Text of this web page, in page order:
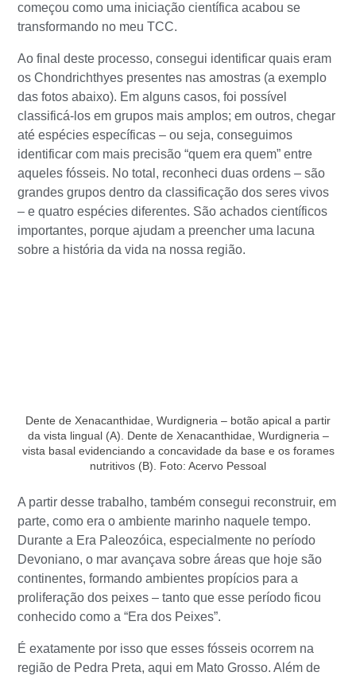
começou como uma iniciação científica acabou se
transformando no meu TCC.
Ao final deste processo, consegui identificar quais eram
os Chondrichthyes presentes nas amostras (a exemplo
das fotos abaixo). Em alguns casos, foi possível
classificá-los em grupos mais amplos; em outros, chegar
até espécies específicas – ou seja, conseguimos
identificar com mais precisão “quem era quem” entre
aqueles fósseis. No total, reconheci duas ordens – são
grandes grupos dentro da classificação dos seres vivos
– e quatro espécies diferentes. São achados científicos
importantes, porque ajudam a preencher uma lacuna
sobre a história da vida na nossa região.
Dente de Xenacanthidae, Wurdigneria – botão apical a partir
da vista lingual (A). Dente de Xenacanthidae, Wurdigneria –
vista basal evidenciando a concavidade da base e os forames
nutritivos (B). Foto: Acervo Pessoal
A partir desse trabalho, também consegui reconstruir, em
parte, como era o ambiente marinho naquele tempo.
Durante a Era Paleozóica, especialmente no período
Devoniano, o mar avançava sobre áreas que hoje são
continentes, formando ambientes propícios para a
proliferação dos peixes – tanto que esse período ficou
conhecido como a “Era dos Peixes”.
É exatamente por isso que esses fósseis ocorrem na
região de Pedra Preta, aqui em Mato Grosso. Além de